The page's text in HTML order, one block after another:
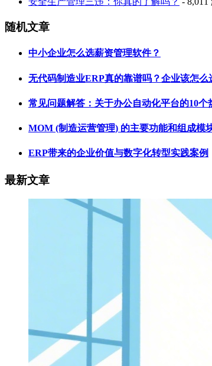
随机文章
中小企业怎么选薪资管理软件？
无代码制造业ERP真的靠谱吗？企业该怎么
常见问题解答：关于办公自动化平台的10个
MOM (制造运营管理) 的主要功能和组成模
ERP带来的企业价值与数字化转型实践案例
最新文章